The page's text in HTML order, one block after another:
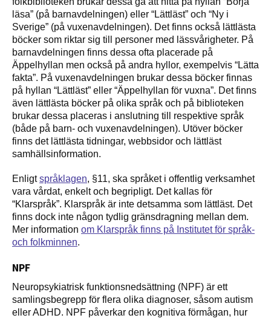
läsa” (på barnavdelningen) eller “Lättläst” och “Ny i
Sverige” (på vuxenavdelningen). Det finns också lättlästa
böcker som riktar sig till personer med lässvårigheter. På
barnavdelningen finns dessa ofta placerade på
Äppelhyllan men också på andra hyllor, exempelvis “Lätta
fakta”. På vuxenavdelningen brukar dessa böcker finnas
på hyllan “Lättläst” eller “Äppelhyllan för vuxna”. Det finns
även lättlästa böcker på olika språk och på biblioteken
brukar dessa placeras i anslutning till respektive språk
(både på barn- och vuxenavdelningen). Utöver böcker
finns det lättlästa tidningar, webbsidor och lättläst
samhällsinformation.
Enligtspråklagen, §11, ska språket i offentlig verksamhet
vara vårdat, enkelt och begripligt. Det kallas för
“Klarspråk”. Klarspråk är inte detsamma som lättläst. Det
finns dock inte någon tydlig gränsdragning mellan dem.
Mer information om Klarspråk finns på Institutet för språk-
och folkminnen.
NPF
Neuropsykiatrisk funktionsnedsättning (NPF) är ett
samlingsbegrepp för flera olika diagnoser, såsom autism
eller ADHD. NPF påverkar den kognitiva förmågan, hur